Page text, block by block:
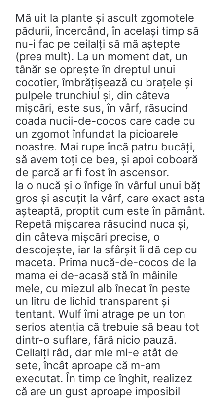
Mă uit la plante și ascult zgomotele
pădurii, încercând, în același timp să
nu-i fac pe ceilalți să mă aştepte
(prea mult). La un moment dat, un
tânăr se opreşte în dreptul unui
cocotier, îmbrăţişează cu brațele și
pulpele trunchiul și, din câteva
mişcări, este sus, în vârf, răsucind
coada nucii-de-cocos care cade cu
un zgomot înfundat la picioarele
noastre. Mai rupe încă patru bucăți,
să avem toți ce bea, şi apoi coboară
de parcă ar fi fost în ascensor.
la o nucă și o înfige în vârful unui băț
gros și ascuțit la vârf, care exact asta
aşteaptă, proptit cum este în pământ.
Repetă mișcarea răsucind nuca și,
din câteva mişcări precise, o
descojește, iar la sfârşit îi dă cep cu
maceta. Prima nucă-de-cocos de la
mama ei de-acasă stă în mâinile
mele, cu miezul alb înecat în peste
un litru de lichid transparent și
tentant. Wulf îmi atrage pe un ton
serios atenția că trebuie să beau tot
dintr-o suflare, fără nicio pauză.
Ceilalți râd, dar mie mi-e atât de
sete, încât aproape că m-am
executat. În timp ce înghit, realizez
că are un gust aproape imposibil